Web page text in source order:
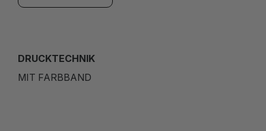
DRUCKTECHNIK
MIT FARBBAND